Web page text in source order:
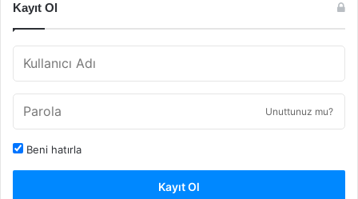
Kayıt Ol
Unuttunuz mu?
Beni hatırla
Kayıt Ol